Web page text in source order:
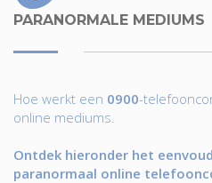
PARANORMALE MEDIUMS
Hoe werkt een 0900-
online mediums.
Ontdek hieronder het
paranormaal online